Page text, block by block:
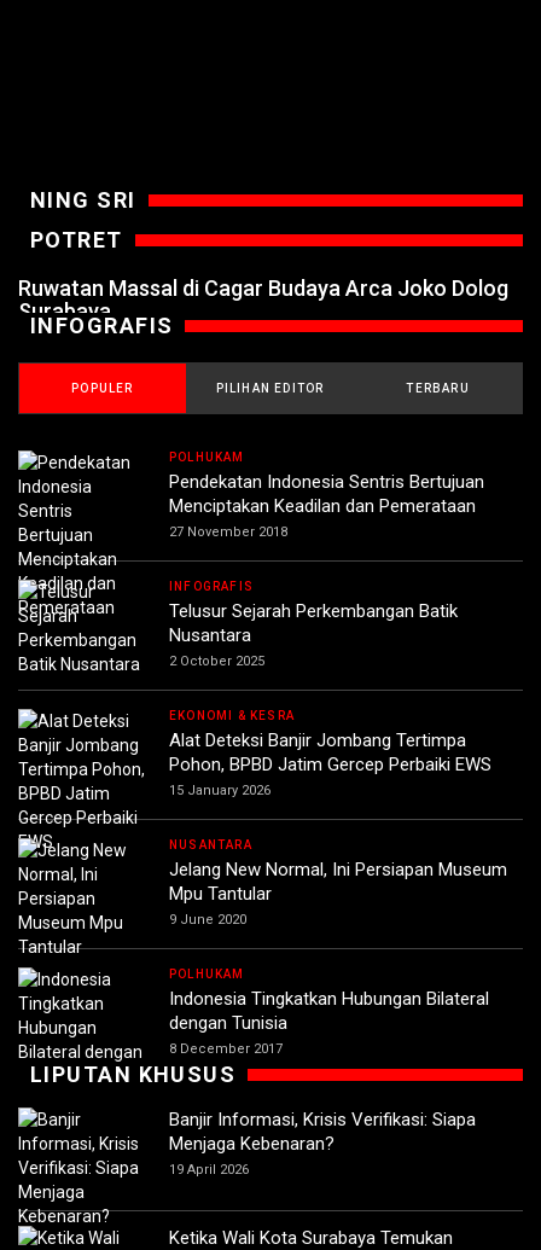
NING SRI
POTRET
Ruwatan Massal di Cagar Budaya Arca Joko Dolog
Surabaya
INFOGRAFIS
POPULER PILIHAN EDITOR TERBARU
POLHUKAM
Pendekatan Indonesia Sentris Bertujuan
Menciptakan Keadilan dan Pemerataan
27 November 2018
INFOGRAFIS
Telusur Sejarah Perkembangan Batik
Nusantara
2 October 2025
EKONOMI & KESRA
Alat Deteksi Banjir Jombang Tertimpa
Pohon, BPBD Jatim Gercep Perbaiki EWS
15 January 2026
NUSANTARA
Jelang New Normal, Ini Persiapan Museum
Mpu Tantular
9 June 2020
POLHUKAM
Indonesia Tingkatkan Hubungan Bilateral
dengan Tunisia
8 December 2017
LIPUTAN KHUSUS
Banjir Informasi, Krisis Verifikasi: Siapa
Menjaga Kebenaran?
19 April 2026
Ketika Wali Kota Surabaya Temukan